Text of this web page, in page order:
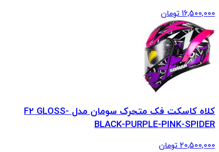
16,500,000 تومان
کلاه کاسکت فک متحرک سومان مدل F2 GLOSS-
BLACK-PURPLE-PINK-SPIDER
20,500,000 تومان